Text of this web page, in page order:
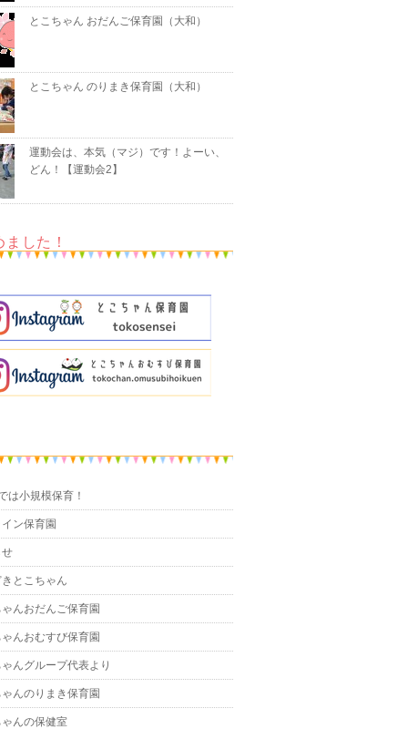
とこちゃん おだんご保育園（大和）
とこちゃん のりまき保育園（大和）
運動会は、本気（マジ）です！よーい、
どん！【運動会2】
した！
は小規模保育！
ン保育園
せ
とこちゃん
んおだんご保育園
んおむすび保育園
んグループ代表より
んのりまき保育園
んの保健室